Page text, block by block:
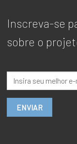
Inscreva-se
sobre o